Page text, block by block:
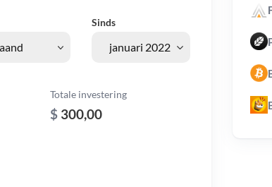
Sinds
Totale investering
$ 300,00